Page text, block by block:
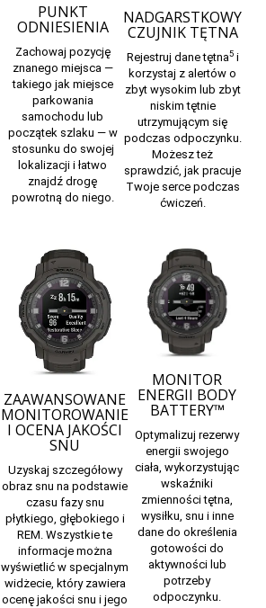
PUNKT
ODNIESIENIA
Zachowaj pozycję
znanego miejsca —
takiego jak miejsce
parkowania
samochodu lub
początek szlaku — w
stosunku do swojej
lokalizacji i łatwo
znajdź drogę
powrotną do niego.
NADGARSTKOWY
CZUJNIK TĘTNA
Rejestruj dane tętna5i
korzystaj z alertów o
zbyt wysokim lub zbyt
niskim tętnie
utrzymującym się
podczas odpoczynku.
Możesz też
sprawdzić, jak pracuje
Twoje serce podczas
ćwiczeń.
ZAAWANSOWANE
MONITOROWANIE
I OCENA JAKOŚCI
SNU
Uzyskaj szczegółowy
obraz snu na podstawie
czasu fazy snu
płytkiego, głębokiego i
REM. Wszystkie te
informacje można
wyświetlić w specjalnym
widżecie, który zawiera
ocenę jakości snu i jego
MONITOR
ENERGII BODY
BATTERY™
Optymalizuj rezerwy
energii swojego
ciała, wykorzystując
wskaźniki
zmienności tętna,
wysiłku, snu i inne
dane do określenia
gotowości do
aktywności lub
potrzeby
odpoczynku.